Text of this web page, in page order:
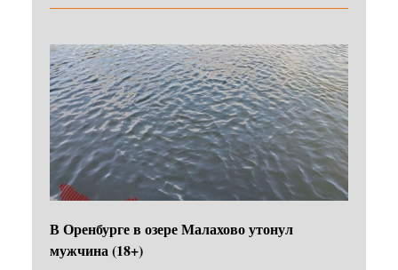
В Оренбурге в озере Малахово утонул
мужчина (18+)